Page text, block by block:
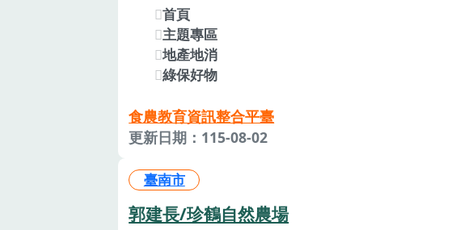
首頁
主題專區
地產地消
綠保好物
食農教育資訊整合平臺
更新日期：115-08-02
臺南市
郭建長/珍鶴自然農場